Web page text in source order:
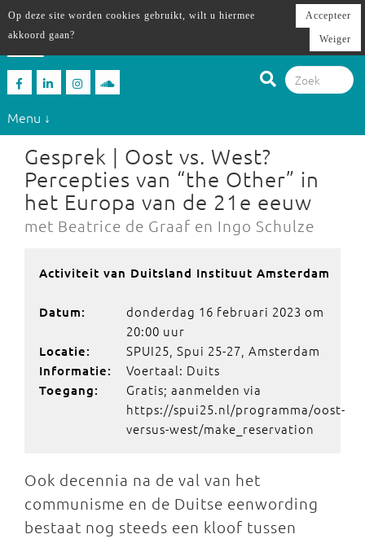
Menu ↓
Gesprek | Oost vs. West?
Percepties van “the Other” in
het Europa van de 21e eeuw
met Beatrice de Graaf en Ingo Schulze
Activiteit van Duitsland Instituut Amsterdam
Datum:
donderdag 16 februari 2023 om
20:00 uur
Locatie: SPUI25, Spui 25-27, Amsterdam
Informatie: Voertaal: Duits
Toegang:
Gratis; aanmelden via
https://spui25.nl/programma/oost-
versus-west/make_reservation
Ook decennia na de val van het
communisme en de Duitse eenwording
bestaat nog steeds een kloof tussen
Op deze site worden cookies gebruikt, wilt u hiermee
akkoord gaan?
Accepteer
Weiger